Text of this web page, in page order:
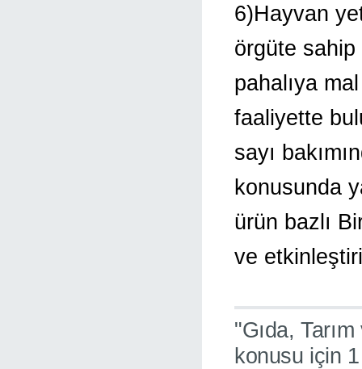
6)Hayvan
örgüte sahip
pahalıya
faaliyette
sayı
konusunda
ürün bazlı
ve
"Gıda,
konusu için